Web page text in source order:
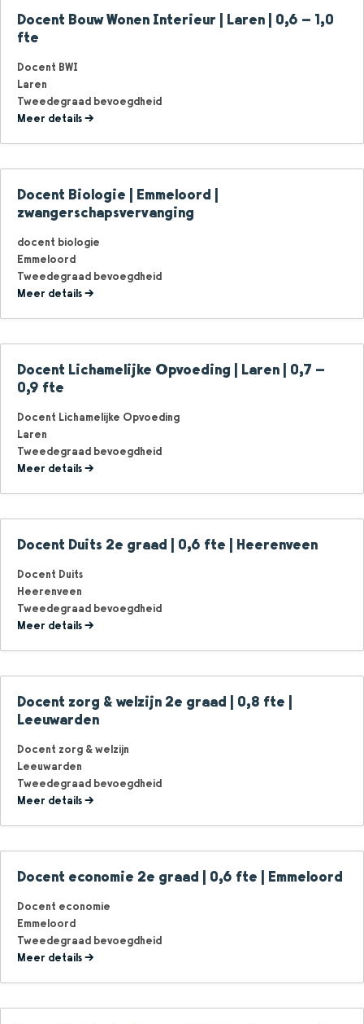
Docent Bouw Wonen Interieur | Laren | 0,6 – 1,0
fte
Docent BWI
Laren
Tweedegraad bevoegdheid
Meer details
Docent Biologie | Emmeloord |
zwangerschapsvervanging
docent biologie
Emmeloord
Tweedegraad bevoegdheid
Meer details
Docent Lichamelijke Opvoeding | Laren | 0,7 –
0,9 fte
Docent Lichamelijke Opvoeding
Laren
Tweedegraad bevoegdheid
Meer details
Docent Duits 2e graad | 0,6 fte | Heerenveen
Docent Duits
Heerenveen
Tweedegraad bevoegdheid
Meer details
Docent zorg & welzijn 2e graad | 0,8 fte |
Leeuwarden
Docent zorg & welzijn
Leeuwarden
Tweedegraad bevoegdheid
Meer details
Docent economie 2e graad | 0,6 fte | Emmeloord
Docent economie
Emmeloord
Tweedegraad bevoegdheid
Meer details